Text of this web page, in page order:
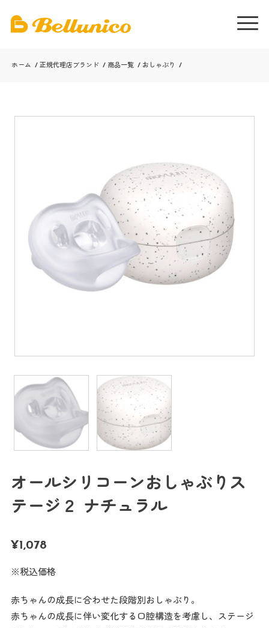
ホーム / 正規代理店ブランド / 商品一覧 / おしゃぶり /
オールシリコーンおしゃぶりス
テージ２ ナチュラル
¥1,078
※税込価格
赤ちゃんの成長に合わせた段階別おしゃぶり。
赤ちゃんの成長に伴い変化する口腔構造を考慮し、ステージ